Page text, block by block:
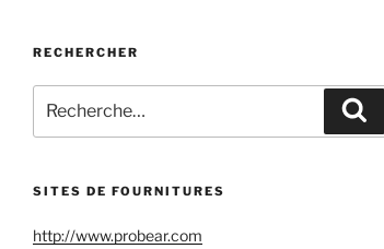
RECHERCHER
pour
SITES DE FOURNITURES
http://www.probear.com